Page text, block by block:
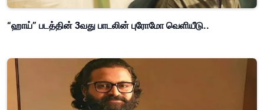
“ஹாய்” படத்தின் 3வது பாடலின் புரோமோ வெளியீடு..